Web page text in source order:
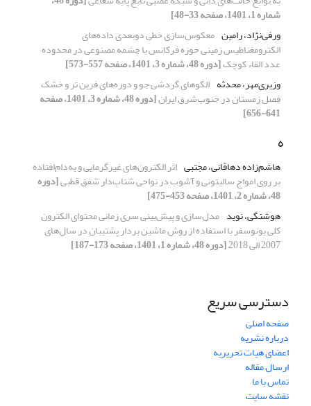
شماره 1، 1401، صفحه 33-48]
ورفی‌نژاد، رامین معکوس‌سازی خطی دو‌بعدی داده‌های
الکترومغناطیس زمینی حوزه فرکانس با چشمه مصنوعی در محدوده
عدد القاء کوچک[دوره 48، شماره 3، 1401، صفحه 557-573]
وزیری‌مهر، محدثه الگوهای گردشی جو و دوره‌های فرین تر و خشک
فصل زمستان در جنوب‌شرق ایران [دوره 48، شماره 3، 1401، صفحه
641-656]
ه
هاشم‌زاده دهاقانی، مجتبی اثر الکترون‌های غیرگرمایی و به‌دام‌افتاده
بر روی امواج سالیتونی و آشوب در نواحی شتاب‌دار شفق قطبی[دوره
48، شماره 2، 1401، صفحه 453-475]
هوشنگی، نوید مدل‌سازی و پیش‌بینی سری زمانی محتوای الکترون
کلی یونوسفر با استفاده از روش‌ ماشین بردار پشتیبان در سال‌های
2007 الی 2018 [دوره 48، شماره 1، 1401، صفحه 173-187]
دسترسی سریع
صفحه اصلی
درباره نشریه
اعضای هیات تحریریه
ارسال مقاله
تماس با ما
نقشه سایت